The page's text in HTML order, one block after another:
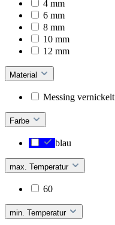
4 mm
6 mm
8 mm
10 mm
12 mm
Material
Messing vernickelt
Farbe
blau
max. Temperatur
60
min. Temperatur